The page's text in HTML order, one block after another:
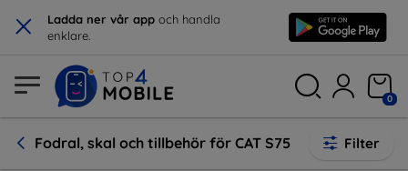
× Ladda ner vår app och handla
enklare.
0
Fodral, skal och tillbehör för CAT S75 Filter